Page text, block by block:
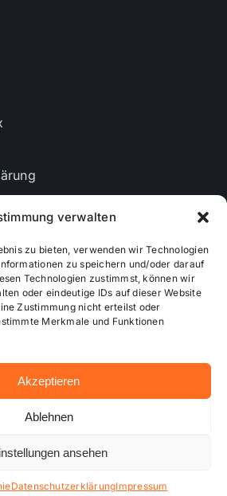
verwalten
zu bieten, verwenden wir Technologien
zu speichern und/oder darauf
Technologien zustimmst, können wir
oder eindeutige IDs auf dieser Website
Zustimmung nicht erteilst oder
Merkmale und Funktionen
Akzeptieren
Ablehnen
ansehen
DatenschutzerklärungImpressum
(EU)
...online besser informiert!